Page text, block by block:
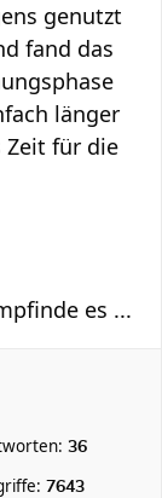
genutzt
fand das
länger
Zeit für die
es ...
36
7643